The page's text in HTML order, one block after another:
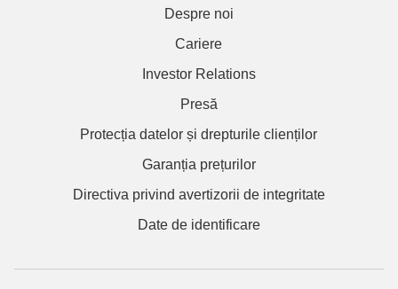
Despre noi
Cariere
Investor Relations
Presă
Protecția datelor și drepturile clienților
Garanția prețurilor
Directiva privind avertizorii de integritate
Date de identificare